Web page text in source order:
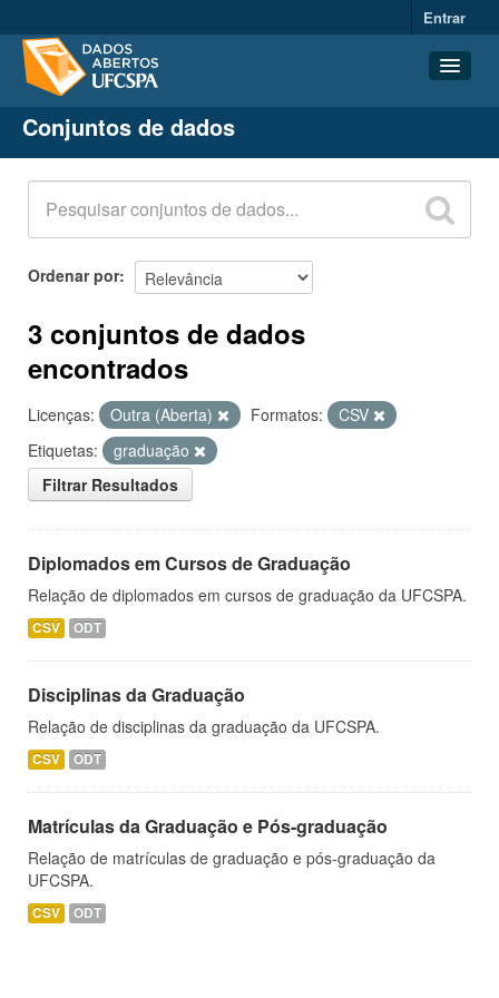
Entrar
Conjuntos de dados
Organizações
Grupos
Sobre
Conjuntos de dados
Ordenar por
3 conjuntos de dados
encontrados
Licenças: Outra (Aberta) Formatos:
CSV
Etiquetas:
graduação
Filtrar Resultados
Diplomados em Cursos de Graduação
Relação de diplomados em cursos de graduação da UFCSPA.
CSV ODT
Disciplinas da Graduação
Relação de disciplinas da graduação da UFCSPA.
CSV ODT
Matrículas da Graduação e Pós-graduação
Relação de matrículas de graduação e pós-graduação da
UFCSPA.
CSV ODT